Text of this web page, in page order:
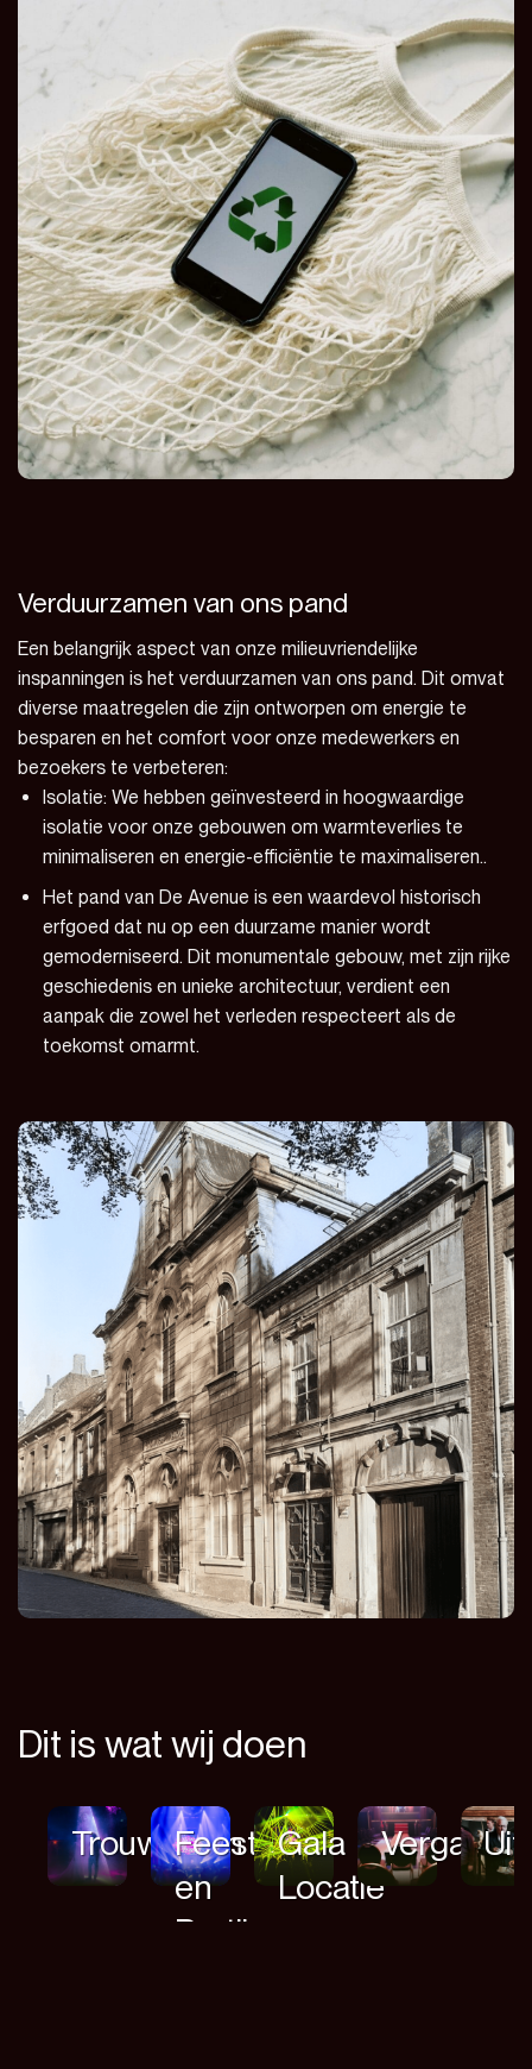
Verduurzamen van ons pand
Een belangrijk aspect van onze milieuvriendelijke
inspanningen is het verduurzamen van ons pand. Dit omvat
diverse maatregelen die zijn ontworpen om energie te
besparen en het comfort voor onze medewerkers en
bezoekers te verbeteren:
Isolatie: We hebben geïnvesteerd in hoogwaardige
isolatie voor onze gebouwen om warmteverlies te
minimaliseren en energie-efficiëntie te maximaliseren..
Het pand van De Avenue is een waardevol historisch
erfgoed dat nu op een duurzame manier wordt
gemoderniseerd. Dit monumentale gebouw, met zijn rijke
geschiedenis en unieke architectuur, verdient een
aanpak die zowel het verleden respecteert als de
toekomst omarmt.
Dit is wat wij doen
Trouwerijen
Feesten
en
Partijen
Gala
Locatie